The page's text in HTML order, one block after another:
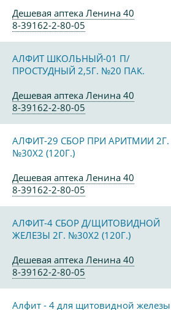
Дешевая аптека Ленина 40
8-39162-2-80-05
АЛФИТ ШКОЛЬНЫЙ-01 П/
ПРОСТУДНЫЙ 2,5Г. №20 ПАК.
Дешевая аптека Ленина 40
8-39162-2-80-05
АЛФИТ-29 СБОР ПРИ АРИТМИИ 2Г.
№30Х2 (120Г.)
Дешевая аптека Ленина 40
8-39162-2-80-05
АЛФИТ-4 СБОР Д/ЩИТОВИДНОЙ
ЖЕЛЕЗЫ 2Г. №30Х2 (120Г.)
Дешевая аптека Ленина 40
8-39162-2-80-05
Алфит - 4 для щитовидной железы